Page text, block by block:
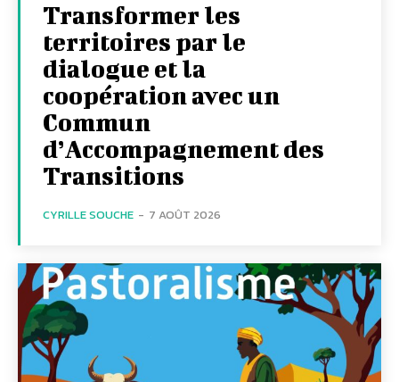
Transformer les
territoires par le
dialogue et la
coopération avec un
Commun
d’Accompagnement des
Transitions
CYRILLE SOUCHE - 7 AOÛT 2026